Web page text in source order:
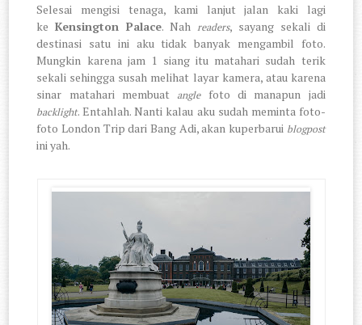
Selesai mengisi tenaga, kami lanjut jalan kaki lagi
keKensington Palace. Nah readers, sayang sekali di
destinasi satu ini aku tidak banyak mengambil foto.
Mungkin karena jam 1 siang itu matahari sudah terik
sekali sehingga susah melihat layar kamera, atau karena
sinar matahari membuat angle foto di manapun jadi
backlight. Entahlah. Nanti kalau aku sudah meminta foto-
foto London Trip dari Bang Adi, akan kuperbarui blogpost
ini yah.